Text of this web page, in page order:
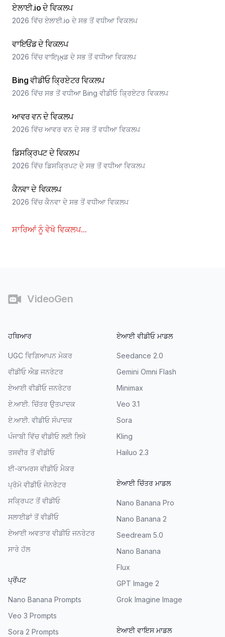
ਏਲਾਈ.io ਦੇ ਵਿਕਲਪ
2026 ਵਿੱਚ ਏਲਾਈ.io ਦੇ ਸਭ ਤੋਂ ਵਧੀਆ ਵਿਕਲਪ
ਵਾਇਓਂਡ ਦੇ ਵਿਕਲਪ
2026 ਵਿੱਚ ਵਾਇאָןਡ ਦੇ ਸਭ ਤੋਂ ਵਧੀਆ ਵਿਕਲਪ
Bing ਵੀਡੀਓ ਕ੍ਰਿਏਟਰ ਵਿਕਲਪ
2026 ਵਿੱਚ ਸਭ ਤੋਂ ਵਧੀਆ Bing ਵੀਡੀਓ ਕ੍ਰਿਏਟਰ ਵਿਕਲਪ
ਆਵਰ ਵਨ ਦੇ ਵਿਕਲਪ
2026 ਵਿੱਚ ਆਵਰ ਵਨ ਦੇ ਸਭ ਤੋਂ ਵਧੀਆ ਵਿਕਲਪ
ਡਿਸਕ੍ਰਿਪਟ ਦੇ ਵਿਕਲਪ
2026 ਵਿੱਚ ਡਿਸਕ੍ਰਿਪਟ ਦੇ ਸਭ ਤੋਂ ਵਧੀਆ ਵਿਕਲਪ
ਕੈਨਵਾ ਦੇ ਵਿਕਲਪ
2026 ਵਿੱਚ ਕੈਨਵਾ ਦੇ ਸਭ ਤੋਂ ਵਧੀਆ ਵਿਕਲਪ
ਸਾਰਿਆਂ ਨੂੰ ਵੇਖੋ ਵਿਕਲਪ...
VideoGen
ਹਥਿਆਰ
UGC ਵਿਗਿਆਪਨ ਮੇਕਰ
ਵੀਡੀਓ ਐਡ ਜਨਰੇਟਰ
ਏਆਈ ਵੀਡੀਓ ਜਨਰੇਟਰ
ਏ.ਆਈ. ਚਿੱਤਰ ਉਤਪਾਦਕ
ਏ.ਆਈ. ਵੀਡੀਓ ਸੰਪਾਦਕ
ਪੰਜਾਬੀ ਵਿੱਚ ਵੀਡੀਓ ਲਈ ਲਿਖੋ
ਤਸਵੀਰ ਤੋਂ ਵੀਡੀਓ
ਈ-ਕਾਮਰਸ ਵੀਡੀਓ ਮੈਕਰ
ਪ੍ਰੋਮੋ ਵੀਡੀਓ ਜੇਨਰੇਟਰ
ਸਕ੍ਰਿਪਟ ਤੋਂ ਵੀਡੀਓ
ਸਲਾਈਡਾਂ ਤੋਂ ਵੀਡੀਓ
ਏਆਈ ਅਵਤਾਰ ਵੀਡੀਓ ਜਨਰੇਟਰ
ਸਾਰੇ ਹੱਲ
ਪ੍ਰੋਂਪਟ
Nano Banana Prompts
Veo 3 Prompts
Sora 2 Prompts
ਏਆਈ ਵੀਡੀਓ ਮਾਡਲ
Seedance 2.0
Gemini Omni Flash
Minimax
Veo 3.1
Sora
Kling
Hailuo 2.3
ਏਆਈ ਚਿੱਤਰ ਮਾਡਲ
Nano Banana Pro
Nano Banana 2
Seedream 5.0
Nano Banana
Flux
GPT Image 2
Grok Imagine Image
ਏਆਈ ਵਾਇਸ ਮਾਡਲ